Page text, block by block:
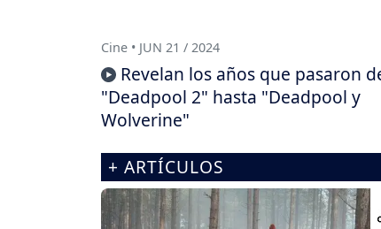
Cine • JUN 21 / 2024
Revelan los años que pasaron
"Deadpool 2" hasta "Deadpool y
Wolverine"
+ ARTÍCULOS